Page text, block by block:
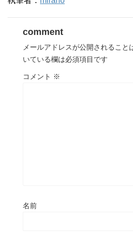
comment
メールアドレスが公開されること
いている欄は必須項目です
コメント ※
名前